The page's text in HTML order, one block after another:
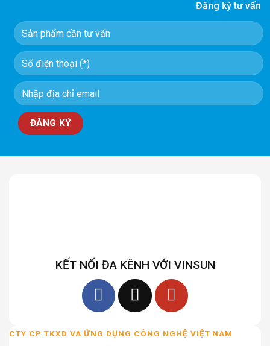
Đăng ký tư vấn
KẾT NỐI ĐA KÊNH VỚI VINSUN
CTY CP TKXD VÀ ỨNG DỤNG CÔNG NGHỆ VIỆT NAM